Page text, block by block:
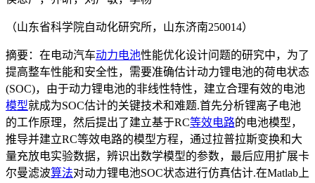
（山东省科学院自动化研究所，山东济南250014）
摘要：在电动汽车动力电池性能优化设计问题的研究中，为了
提高整车性能和安全性，需要准确估计动力锂电池的荷电状态
(SOC)，由于动力锂电池的非线性特性，建立合理有效的电池
模型就成为SOC估计的关键技术和难题.首先分析锂离子电池
的工作原理，然后提出了建立基于RC等效电路的电池模型，
推导并建立RC等效电路的模型方程，通过拉普拉斯变换和大
量充放电实验数据，辨识出数学模型的参数，最后应用扩展卡
尔曼滤波算法对动力锂电池SOC状态进行仿真估计.在Matlab上